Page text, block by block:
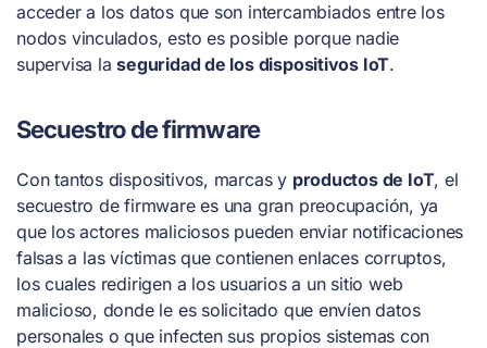
acceder a los datos que son intercambiados entre los
nodos vinculados, esto es posible porque nadie
supervisa laseguridad de los dispositivos IoT.
Secuestro de firmware
Con tantos dispositivos, marcas y productos de IoT, el
secuestro de firmware es una gran preocupación, ya
que los actores maliciosos pueden enviar notificaciones
falsas a las víctimas que contienen enlaces corruptos,
los cuales redirigen a los usuarios a un sitio web
malicioso, donde le es solicitado que envíen datos
personales o que infecten sus propios sistemas con